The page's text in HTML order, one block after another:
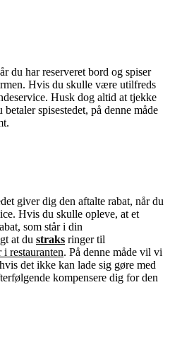
du har reserveret bord og spiser
Hvis du skulle være utilfreds
Husk dog altid at tjekke
betaler spisestedet, på denne måde
giver dig den aftalte rabat, når du
Hvis du skulle opleve, at et
som står i din
at du straks ringer til
i restauranten. På denne måde vil vi
det ikke kan lade sig gøre med
kompensere dig for den